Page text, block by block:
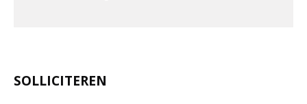
SOLLICITEREN